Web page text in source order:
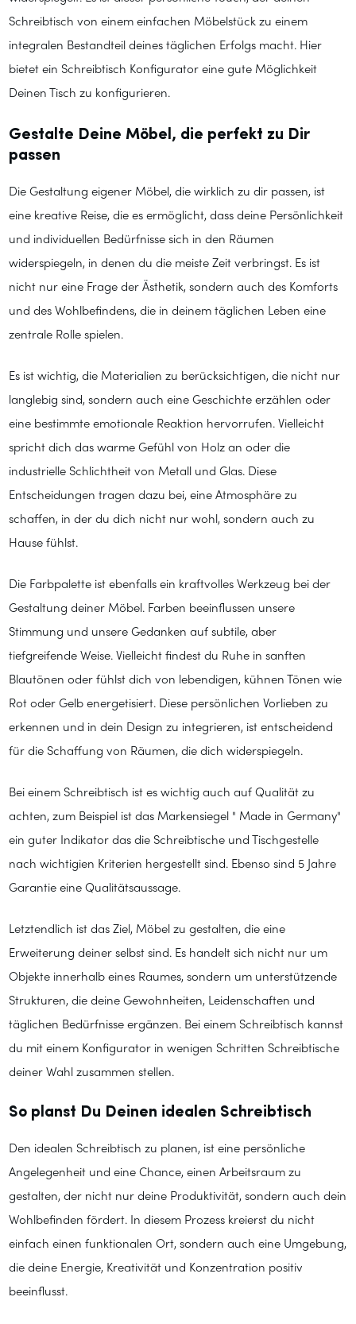
Schreibtisch von einem einfachen Möbelstück zu einem
integralen Bestandteil deines täglichen Erfolgs macht. Hier
bietet ein Schreibtisch Konfigurator eine gute Möglichkeit
Deinen Tisch zu konfigurieren.
Gestalte Deine Möbel, die perfekt zu Dir
passen
Die Gestaltung eigener Möbel, die wirklich zu dir passen, ist
eine kreative Reise, die es ermöglicht, dass deine Persönlichkeit
und individuellen Bedürfnisse sich in den Räumen
widerspiegeln, in denen du die meiste Zeit verbringst. Es ist
nicht nur eine Frage der Ästhetik, sondern auch des Komforts
und des Wohlbefindens, die in deinem täglichen Leben eine
zentrale Rolle spielen.
Es ist wichtig, die Materialien zu berücksichtigen, die nicht nur
langlebig sind, sondern auch eine Geschichte erzählen oder
eine bestimmte emotionale Reaktion hervorrufen. Vielleicht
spricht dich das warme Gefühl von Holz an oder die
industrielle Schlichtheit von Metall und Glas. Diese
Entscheidungen tragen dazu bei, eine Atmosphäre zu
schaffen, in der du dich nicht nur wohl, sondern auch zu
Hause fühlst.
Die Farbpalette ist ebenfalls ein kraftvolles Werkzeug bei der
Gestaltung deiner Möbel. Farben beeinflussen unsere
Stimmung und unsere Gedanken auf subtile, aber
tiefgreifende Weise. Vielleicht findest du Ruhe in sanften
Blautönen oder fühlst dich von lebendigen, kühnen Tönen wie
Rot oder Gelb energetisiert. Diese persönlichen Vorlieben zu
erkennen und in dein Design zu integrieren, ist entscheidend
für die Schaffung von Räumen, die dich widerspiegeln.
Bei einem Schreibtisch ist es wichtig auch auf Qualität zu
achten, zum Beispiel ist das Markensiegel " Made in Germany"
ein guter Indikator das die Schreibtische und Tischgestelle
nach wichtigien Kriterien hergestellt sind. Ebenso sind 5 Jahre
Garantie eine Qualitätsaussage.
Letztendlich ist das Ziel, Möbel zu gestalten, die eine
Erweiterung deiner selbst sind. Es handelt sich nicht nur um
Objekte innerhalb eines Raumes, sondern um unterstützende
Strukturen, die deine Gewohnheiten, Leidenschaften und
täglichen Bedürfnisse ergänzen. Bei einem Schreibtisch kannst
du mit einem Konfigurator in wenigen Schritten Schreibtische
deiner Wahl zusammen stellen.
So planst Du Deinen idealen Schreibtisch
Den idealen Schreibtisch zu planen, ist eine persönliche
Angelegenheit und eine Chance, einen Arbeitsraum zu
gestalten, der nicht nur deine Produktivität, sondern auch dein
Wohlbefinden fördert. In diesem Prozess kreierst du nicht
einfach einen funktionalen Ort, sondern auch eine Umgebung,
die deine Energie, Kreativität und Konzentration positiv
beeinflusst.